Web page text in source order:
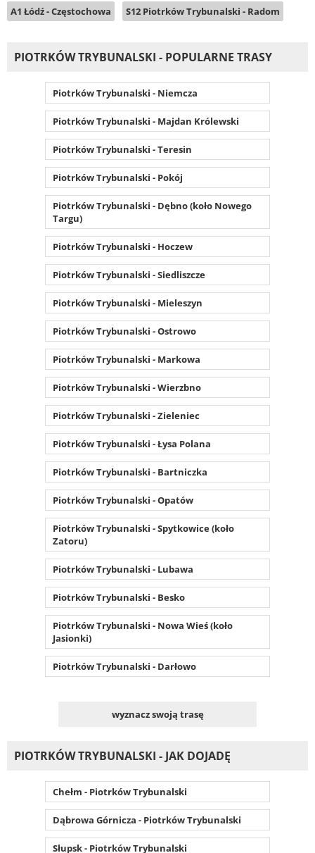
A1 Łódź - Częstochowa S12 Piotrków Trybunalski - Radom
PIOTRKÓW TRYBUNALSKI - POPULARNE TRASY
Piotrków Trybunalski - Niemcza
Piotrków Trybunalski - Majdan Królewski
Piotrków Trybunalski - Teresin
Piotrków Trybunalski - Pokój
Piotrków Trybunalski - Dębno (koło Nowego
Targu)
Piotrków Trybunalski - Hoczew
Piotrków Trybunalski - Siedliszcze
Piotrków Trybunalski - Mieleszyn
Piotrków Trybunalski - Ostrowo
Piotrków Trybunalski - Markowa
Piotrków Trybunalski - Wierzbno
Piotrków Trybunalski - Zieleniec
Piotrków Trybunalski - Łysa Polana
Piotrków Trybunalski - Bartniczka
Piotrków Trybunalski - Opatów
Piotrków Trybunalski - Spytkowice (koło
Zatoru)
Piotrków Trybunalski - Lubawa
Piotrków Trybunalski - Besko
Piotrków Trybunalski - Nowa Wieś (koło
Jasionki)
Piotrków Trybunalski - Darłowo
wyznacz swoją trasę
PIOTRKÓW TRYBUNALSKI - JAK DOJADĘ
Chełm - Piotrków Trybunalski
Dąbrowa Górnicza - Piotrków Trybunalski
Słupsk - Piotrków Trybunalski